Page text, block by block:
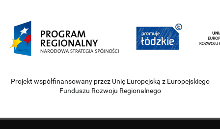
Projekt współfinansowany przez Unię Europejską z Europejskiego
Funduszu Rozwoju Regionalnego